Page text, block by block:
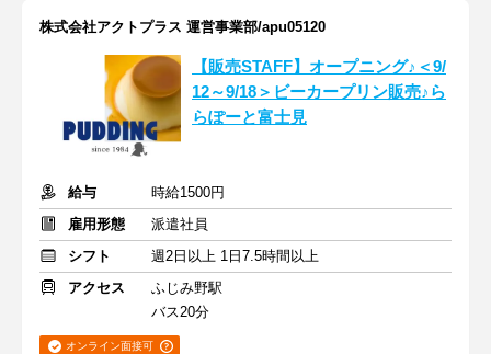
株式会社アクトプラス 運営事業部/apu05120
【販売STAFF】オープニング♪＜9/
12～9/18＞ビーカープリン販売♪ら
らぽーと富士見
給与
時給1500円
雇用形態
派遣社員
シフト
週2日以上 1日7.5時間以上
アクセス
ふじみ野駅
バス20分
オンライン面接可